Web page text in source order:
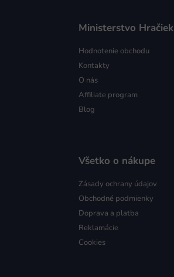
Ministerstvo Hračiek
Hodnotenie obchodu
Kontakty
O nás
Affiliate program
Blog
Všetko o nákupe
Zásady ochrany údajov
Obchodné podmienky
Doprava a platba
Reklamácie
Cookies